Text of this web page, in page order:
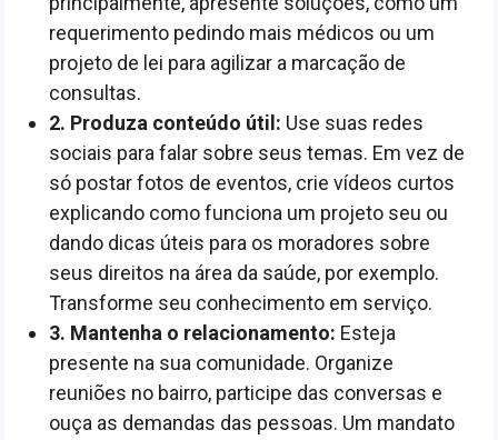
requerimento pedindo mais médicos ou um
projeto de lei para agilizar a marcação de
consultas.
2. Produza conteúdo útil: Use suas redes
sociais para falar sobre seus temas. Em vez de
só postar fotos de eventos, crie vídeos curtos
explicando como funciona um projeto seu ou
dando dicas úteis para os moradores sobre
seus direitos na área da saúde, por exemplo.
Transforme seu conhecimento em serviço.
3. Mantenha o relacionamento: Esteja
presente na sua comunidade. Organize
reuniões no bairro, participe das conversas e
ouça as demandas das pessoas. Um mandato